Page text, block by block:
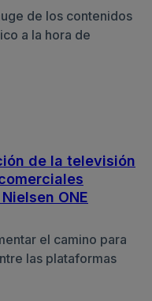
de los contenidos
a la hora de
de la televisión
ONE
el camino para
las plataformas